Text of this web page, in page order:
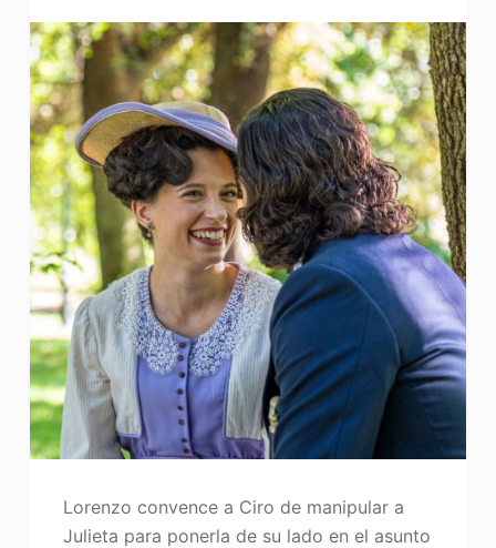
Lorenzo convence a Ciro de manipular a
Julieta para ponerla de su lado en el asunto